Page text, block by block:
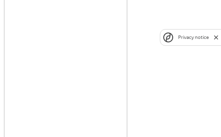
Privacy notice